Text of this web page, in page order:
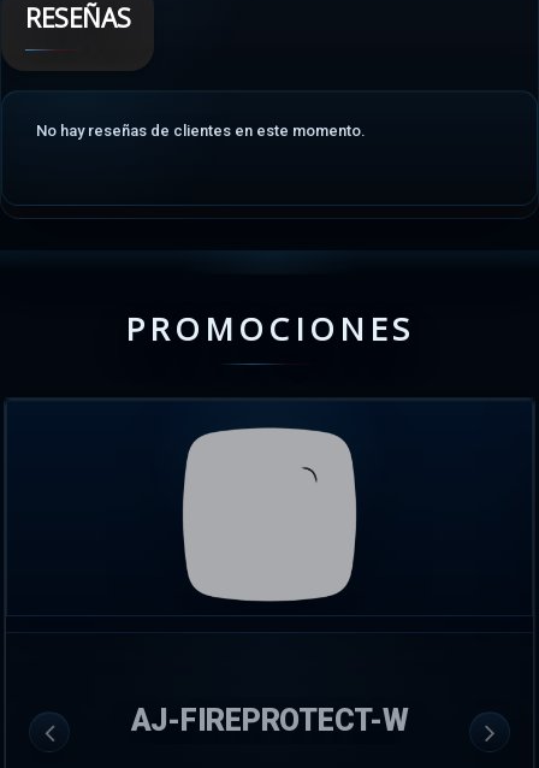
RESEÑAS
No hay reseñas de clientes en este momento.
PROMOCIONES
AJ-FIREPROTECT-W